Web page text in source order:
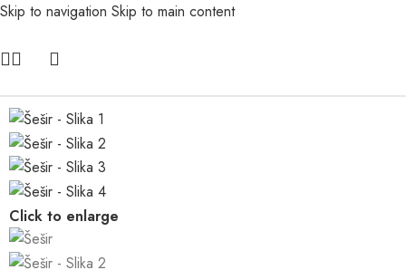
Skip to navigation Skip to main content
Click to enlarge